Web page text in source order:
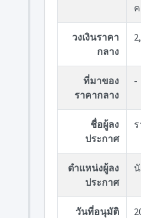
วงเงินราคา
กลาง
ที่มาของ
ราคากลาง
-
ชื่อผู้ลง
ประกาศ
ตำแหน่งผู้ลง
ประกาศ
วันที่อนุมัติ